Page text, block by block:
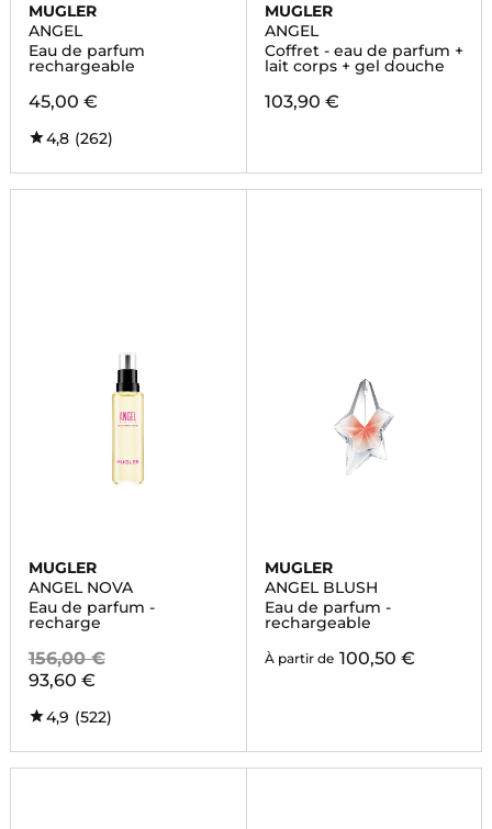
MUGLER
ANGEL
Eau de parfum
rechargeable
45,00 €
4,8 (262)
MUGLER
ANGEL
Coffret - eau de parfum +
lait corps + gel douche
103,90 €
MUGLER
ANGEL NOVA
Eau de parfum -
recharge
156,00 €
93,60 €
4,9 (522)
MUGLER
ANGEL BLUSH
Eau de parfum -
rechargeable
À partir de 100,50 €